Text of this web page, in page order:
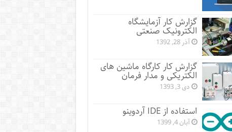
گزارش کار آزمایشگاه
الکترونیک صنعتی
آذر 28, 1392
گزارش کار کارگاه ماشین های
الکتریکی و مدار فرمان
دی 3, 1393
استفاده از IDE آردوینو
آبان 4, 1399